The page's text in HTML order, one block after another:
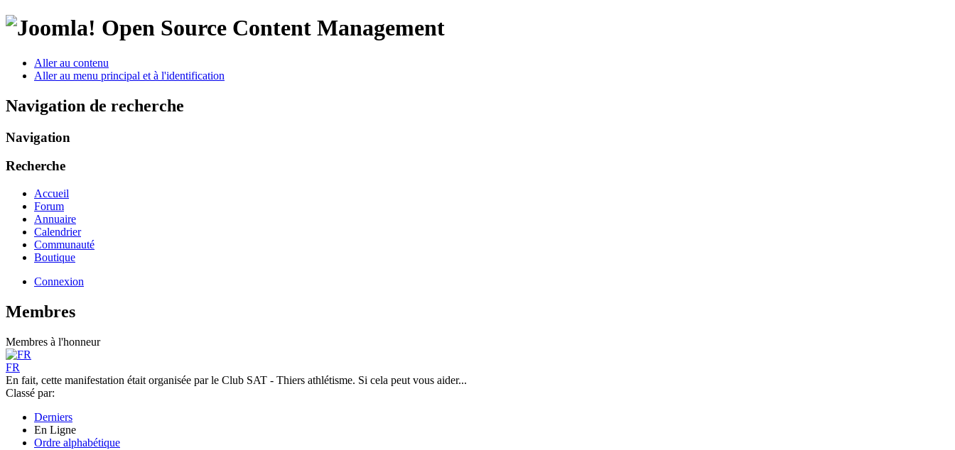
Open Source Content Management
Aller au contenu
Aller au menu principal et à l'identification
Navigation de recherche
Navigation
Recherche
Accueil
Forum
Annuaire
Calendrier
Communauté
Boutique
Connexion
Membres
Membres à l'honneur
FR
En fait, cette manifestation était organisée par le Club SAT - Thiers athlétisme. Si cela peut vous aider...
Classé par:
Derniers
En Ligne
Ordre alphabétique